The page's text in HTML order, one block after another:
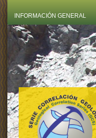
INFORMACIÓN GENERAL